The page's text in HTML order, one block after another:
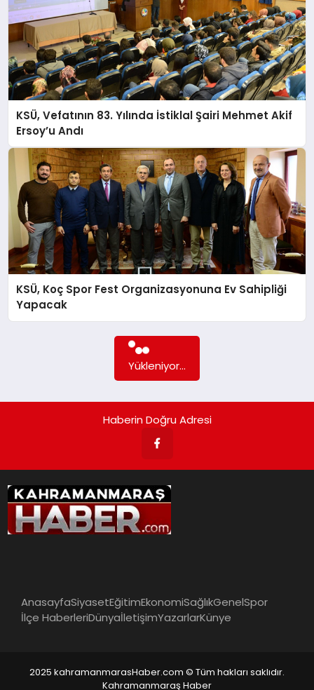
KSÜ, Vefatının 83. Yılında İstiklal Şairi Mehmet Akif
Ersoy’u Andı
KSÜ, Koç Spor Fest Organizasyonuna Ev Sahipliği
Yapacak
Yükleniyor...
Haberin Doğru Adresi
AnasayfaSiyasetEğitimEkonomiSağlıkGenelSpor
İlçe HaberleriDünyaİletişimYazarlarKünye
2025 kahramanmarasHaber.com © Tüm hakları saklıdır.
Kahramanmaraş Haber